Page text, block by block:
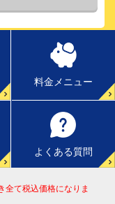
料金メニュー
よくある質問
て税込価格になりま